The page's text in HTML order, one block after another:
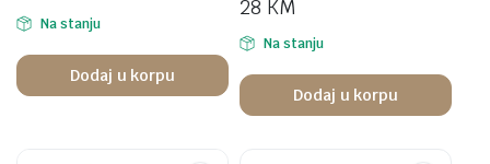
Na stanju
Dodaj u korpu
28 KM
Na stanju
Dodaj u korpu